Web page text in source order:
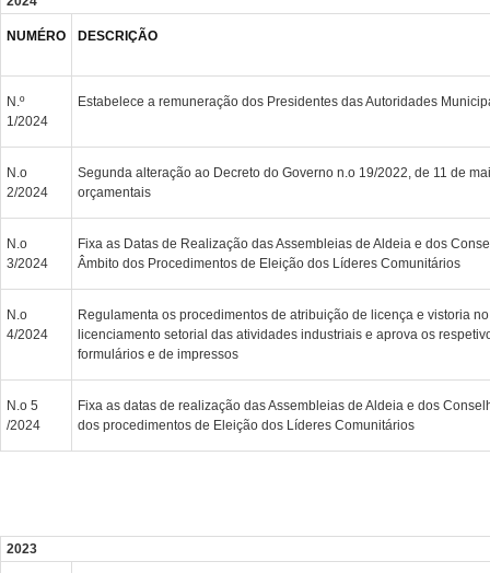
NUMÉRO DESCRIÇÃO
N.º
1/2024
Estabelece a remuneração dos Presidentes das Autoridades
N.o
2/2024
Segunda alteração ao Decreto do Governo n.o 19/2022, de 11 de
orçamentais
N.o
3/2024
Fixa as Datas de Realização das Assembleias de Aldeia e dos
Âmbito dos Procedimentos de Eleição dos Líderes Comunitários
N.o
4/2024
Regulamenta os procedimentos de atribuição de licença e vistoria
licenciamento setorial das atividades industriais e aprova os
formulários e de impressos
N.o 5
/2024
Fixa as datas de realização das Assembleias de Aldeia e dos
dos procedimentos de Eleição dos Líderes Comunitários
2023